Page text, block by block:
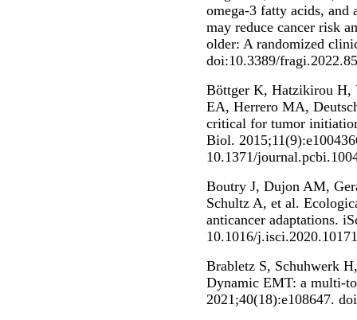
omega-3 fatty acids, and
may reduce cancer risk
older: A randomized
doi:10.3389/
Böttger K, Hatzikirou H,
EA, Herrero MA,
critical for tumor
Biol.
10.1371/
Boutry J, Dujon AM,
Schultz A, et al.
anticancer adaptations.
10.1016/
Brabletz S, Schuhwerk
Dynamic EMT: a multi-
2021;40(18):e108647.